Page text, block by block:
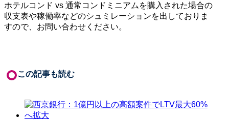
ホテルコンド vs 通常コンドミニアムを購入された場合の
収支表や稼働率などのシュミレーションを出しておりま
すので、お問い合わせください。
この記事も読む